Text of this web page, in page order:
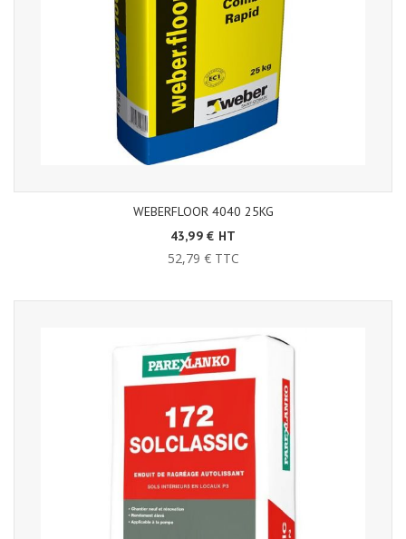
WEBERFLOOR 4040 25KG
43,99 € HT
52,79 € TTC